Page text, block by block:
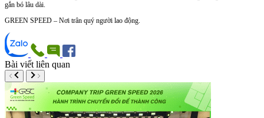
gắn bó lâu dài.
GREEN SPEED – Nơi trân quý người lao động.
Bài viết liên quan